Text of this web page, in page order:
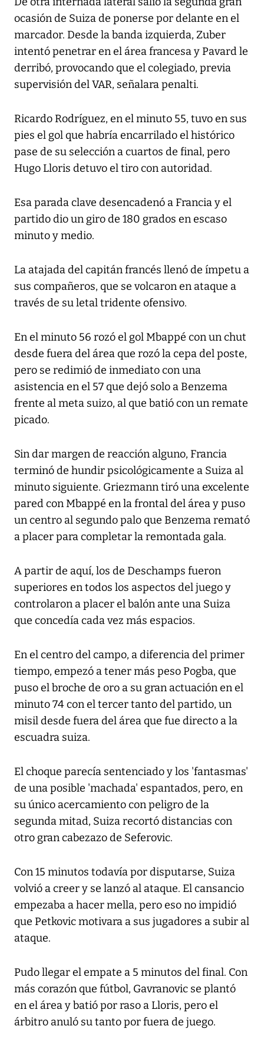
ocasión de Suiza de ponerse por delante en el
marcador. Desde la banda izquierda, Zuber
intentó penetrar en el área francesa y Pavard le
derribó, provocando que el colegiado, previa
supervisión del VAR, señalara penalti.
Ricardo Rodríguez, en el minuto 55, tuvo en sus
pies el gol que habría encarrilado el histórico
pase de su selección a cuartos de final, pero
Hugo Lloris detuvo el tiro con autoridad.
Esa parada clave desencadenó a Francia y el
partido dio un giro de 180 grados en escaso
minuto y medio.
La atajada del capitán francés llenó de ímpetu a
sus compañeros, que se volcaron en ataque a
través de su letal tridente ofensivo.
En el minuto 56 rozó el gol Mbappé con un chut
desde fuera del área que rozó la cepa del poste,
pero se redimió de inmediato con una
asistencia en el 57 que dejó solo a Benzema
frente al meta suizo, al que batió con un remate
picado.
Sin dar margen de reacción alguno, Francia
terminó de hundir psicológicamente a Suiza al
minuto siguiente. Griezmann tiró una excelente
pared con Mbappé en la frontal del área y puso
un centro al segundo palo que Benzema remató
a placer para completar la remontada gala.
A partir de aquí, los de Deschamps fueron
superiores en todos los aspectos del juego y
controlaron a placer el balón ante una Suiza
que concedía cada vez más espacios.
En el centro del campo, a diferencia del primer
tiempo, empezó a tener más peso Pogba, que
puso el broche de oro a su gran actuación en el
minuto 74 con el tercer tanto del partido, un
misil desde fuera del área que fue directo a la
escuadra suiza.
El choque parecía sentenciado y los 'fantasmas'
de una posible 'machada' espantados, pero, en
su único acercamiento con peligro de la
segunda mitad, Suiza recortó distancias con
otro gran cabezazo de Seferovic.
Con 15 minutos todavía por disputarse, Suiza
volvió a creer y se lanzó al ataque. El cansancio
empezaba a hacer mella, pero eso no impidió
que Petkovic motivara a sus jugadores a subir al
ataque.
Pudo llegar el empate a 5 minutos del final. Con
más corazón que fútbol, Gavranovic se plantó
en el área y batió por raso a Lloris, pero el
árbitro anuló su tanto por fuera de juego.